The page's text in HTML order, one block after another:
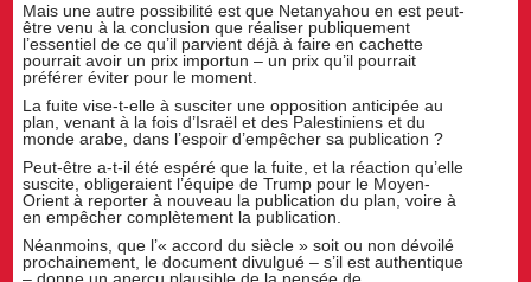
Mais une autre possibilité est que Netanyahou en est peut-
être venu à la conclusion que réaliser publiquement
l’essentiel de ce qu’il parvient déjà à faire en cachette
pourrait avoir un prix importun – un prix qu’il pourrait
préférer éviter pour le moment.
La fuite vise-t-elle à susciter une opposition anticipée au
plan, venant à la fois d’Israël et des Palestiniens et du
monde arabe, dans l’espoir d’empêcher sa publication ?
Peut-être a-t-il été espéré que la fuite, et la réaction qu’elle
suscite, obligeraient l’équipe de Trump pour le Moyen-
Orient à reporter à nouveau la publication du plan, voire à
en empêcher complètement la publication.
Néanmoins, que l’« accord du siècle » soit ou non dévoilé
prochainement, le document divulgué – s’il est authentique
– donne un aperçu plausible de la pensée de